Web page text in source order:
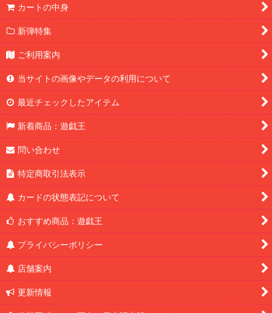
カートの中身
新弾特集
ご利用案内
当サイトの画像やデータの利用について
最近チェックしたアイテム
新着商品：遊戯王
問い合わせ
特定商取引法表示
カードの状態表記について
おすすめ商品：遊戯王
プライバシーポリシー
店舗案内
更新情報